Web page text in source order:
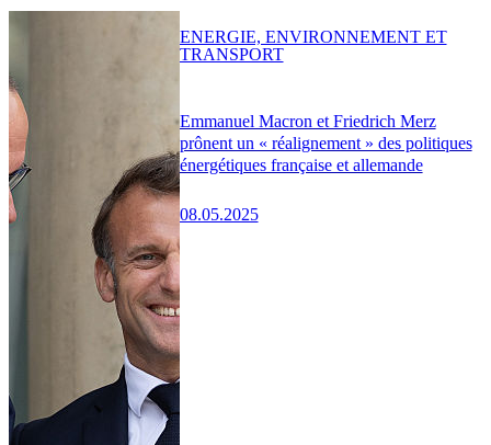
Emmanuel Macron et Friedrich Merz
prônent un « réalignement » des politiques
énergétiques française et allemande
08.05.2025
ENERGIE, ENVIRONNEMENT ET
TRANSPORT